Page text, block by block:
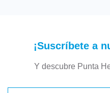
¡Suscríbete a
Y descubre Punta